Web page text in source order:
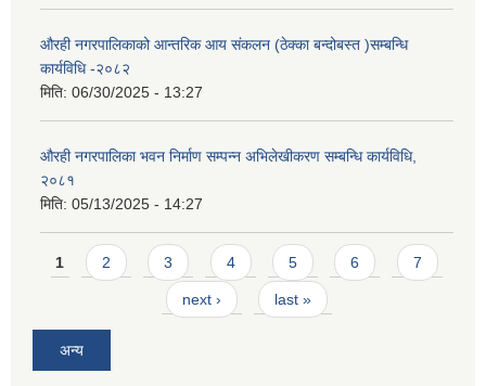
औरही नगरपालिकाको आन्तरिक आय संकलन (ठेक्का बन्दोबस्त )सम्बन्धि
कार्यविधि -२०८२
मिति: 06/30/2025 - 13:27
औरही नगरपालिका भवन निर्माण सम्पन्न अभिलेखीकरण सम्बन्धि कार्यविधि,
२०८१
मिति: 05/13/2025 - 14:27
Pages
1 2 3 4 5 6 7
next › last »
अन्य